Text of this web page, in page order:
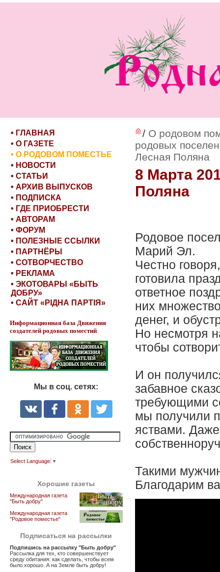
• ГЛАВНАЯ
• О ГАЗЕТЕ
• О РОДОВОМ ПОМЕСТЬЕ
• НОВОСТИ
• СТАТЬИ
• АРХИВ ВЫПУСКОВ
• ПОДПИСКА
• ГДЕ ПРИОБРЕСТИ
• АВТОРАМ
• ФОРУМ
• ПОЛЕЗНЫЕ ССЫЛКИ
• ПАРТНЁРЫ
• СОТВОРЧЕСТВО
• РЕКЛАМА
• ЭКОТОВАРЫ «БЫТЬ
ДОБРУ»
• САЙТ «РІДНА ПАРТІЯ»
Информационная база Движения
создателей родовых поместий
Мы в соц. сетях:
Select Language ▼
Хорошие газеты
Международная газета
"Быть добру"
Международная газета
"Родовое поместье"
Подписаться на рассылки
Подпишись на рассылку "Быть добру"
Рассылка для тех, кто совершенствует
среду обитания: как сделать, чтобы всем
было хорошо. А на Земле быть добру!
/ О родовом
родовых
Лесная Поляна
8 Марта
Поляна
Родовое
Марий Эл.
Честно
готовила
ответное
них
денег, и
Но несмотря
чтобы
И он
забавное
требующими
мы получили
яствами.
Такими
Благодарим